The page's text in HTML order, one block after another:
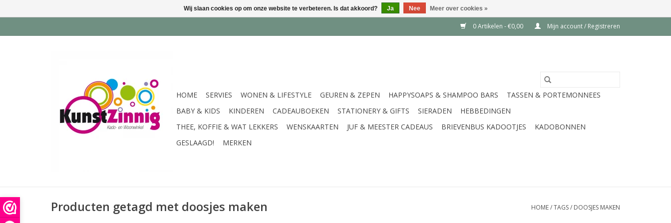
0 Artikelen - €0,00 Mijn account / Registreren
HOME SERVIES WONEN & LIFESTYLE GEUREN & ZEPEN HAPPYSOAPS & SHAMPOO BARS
TASSEN & PORTEMONNEES
BABY & KIDS
KINDEREN CADEAUBOEKEN STATIONERY & GIFTS SIERADEN
HEBBEDINGEN
THEE, KOFFIE & WAT LEKKERS
WENSKAARTEN JUF & MEESTER CADEAUS BRIEVENBUS KADOOTJES
KADOBONNEN
GESLAAGD!
MERKEN
Producten getagd met doosjes maken HOME/TAGS/ DOOSJES MAKEN
Wij slaan cookies op om onze website te verbeteren. Is dat akkoord? Ja Nee Meer over cookies »